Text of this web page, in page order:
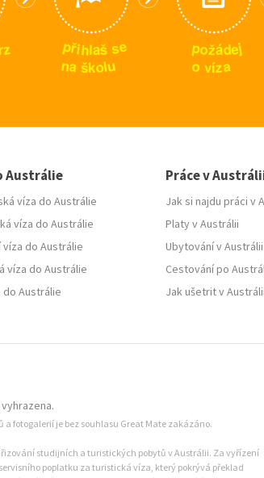
z přihlaš se
na školu
požádej
o víza
Austrálie
víza do Austrálie
víza do Austrálie
víza do Austrálie
víza do Austrálie
do Austrálie
Práce v
Jak si najdu práci v
Platy v Austrálii
Ubytování v Austrálii
Cestování po
Jak ušetrit v Austrálii
fotogalerií je bez souhlasu Great Mate zakázáno.
studijních a turistických pobytů v Austrálii. Za vyřízení
poplatku za turistická víza, který pokrývá překlad